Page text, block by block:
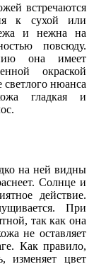
встречаются
к сухой или
и нежна на
повсюду.
она имеет
окраской
светлого нюанса
гладкая и
на ней видны
Солнце и
действие.
При
так как она
не оставляет
Как правило,
изменяет цвет